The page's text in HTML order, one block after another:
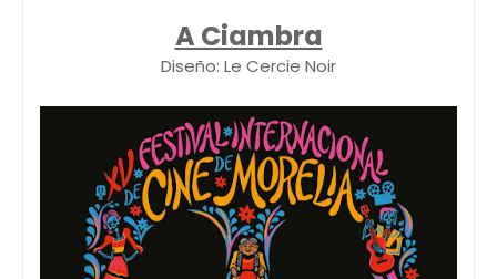
A Ciambra
Diseño: Le Cercie Noir